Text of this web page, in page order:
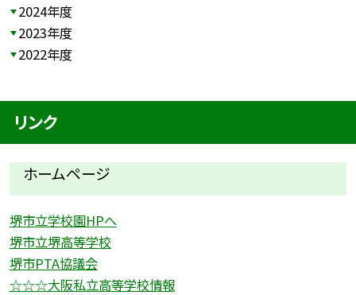
2024年度
2023年度
2022年度
リンク
ホームページ
堺市立学校園HPへ
堺市立堺高等学校
堺市PTA協議会
☆☆☆大阪私立高等学校情報